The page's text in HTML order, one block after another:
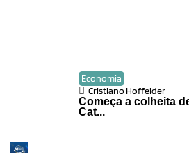
Economia
Cristiano Hoffelder
Começa a colheita
Cat...